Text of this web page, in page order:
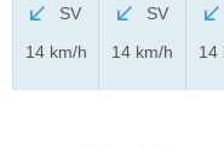
SV
14 km/h
SV
14 km/h
14